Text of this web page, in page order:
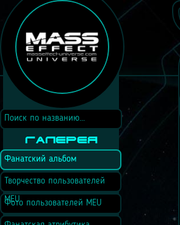
Галерея
Фанатский альбом
Творчество пользователей
MEU
Фото пользователей MEU